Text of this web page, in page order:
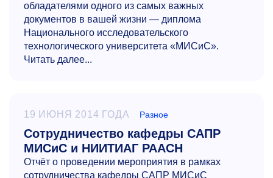
обладателями одного из самых важных
документов в вашей жизни — диплома
Национального исследовательского
технологического университета «МИСиС».
Читать далее...
19 ИЮНЯ 2014 ГОДА Разное
Сотрудничество кафедры САПР
МИСиС и НИИТИАГ РААСН
Отчёт о проведении мероприятия в рамках
сотрудничества кафедры САПР МИСиС